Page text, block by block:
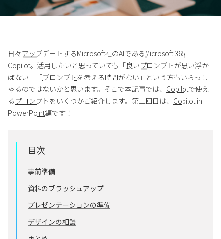
日々アップデートするMicrosoft社のAIであるMicrosoft 365
Copilot。活用したいと思っていても「良いプロンプトが思い浮か
ばない」「プロンプトを考える時間がない」という方もいらっし
ゃるのではないかと思います。そこで本記事では、 Copilotで使え
る プロンプトをいくつかご紹介します。第二回目は、 Copilotin
PowerPoint編です！
目次
事前準備
資料のブラッシュアップ
プレゼンテーションの準備
デザインの相談